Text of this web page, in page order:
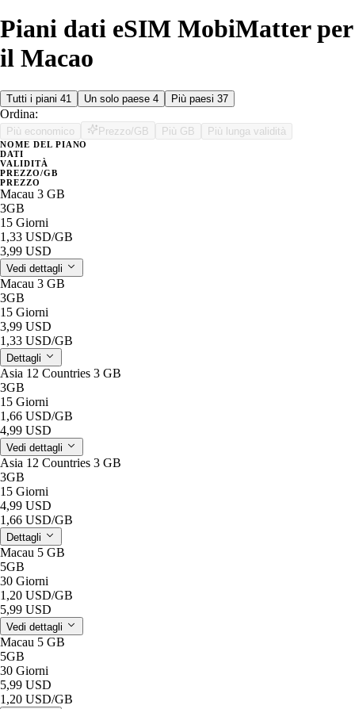
Piani dati eSIM MobiMatter per
il Macao
Tutti i piani 41 Un solo paese 4 Più paesi 37
Ordina:
Più economico Prezzo/GB Più GB Più lunga validità
NOME DEL PIANO
DATI
VALIDITÀ
PREZZO/GB
PREZZO
Macau 3 GB
3GB
15 Giorni
1,33 USD/GB
3,99 USD
Vedi dettagli
Macau 3 GB
3GB
15 Giorni
3,99 USD
1,33 USD/GB
Dettagli
Asia 12 Countries 3 GB
3GB
15 Giorni
1,66 USD/GB
4,99 USD
Vedi dettagli
Asia 12 Countries 3 GB
3GB
15 Giorni
4,99 USD
1,66 USD/GB
Dettagli
Macau 5 GB
5GB
30 Giorni
1,20 USD/GB
5,99 USD
Vedi dettagli
Macau 5 GB
5GB
30 Giorni
5,99 USD
1,20 USD/GB